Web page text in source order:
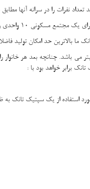
تعداد نفرات را در سرانه
بالاترین حد امکان تولید
تانک به ظرفیت 10000 لیتر یا 10مترمکعب